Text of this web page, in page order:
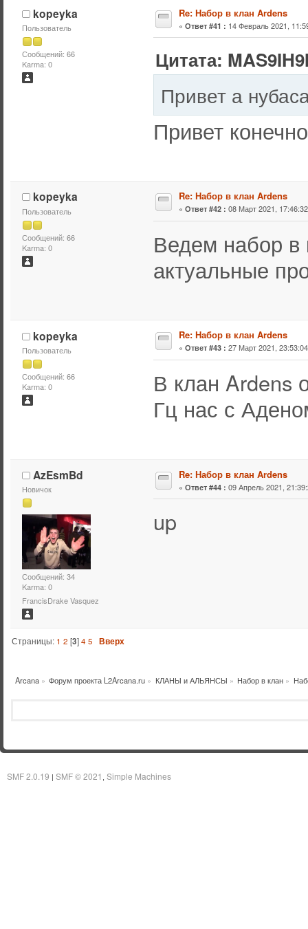
kopeyka
Пользователь
Сообщений: 66
Karma: 0
Re: Набор в клан Ardens
« Ответ #41 : 14 Февраль 2021,
Цитата:
Привет а
Привет
kopeyka
Пользователь
Сообщений: 66
Karma: 0
Re: Набор в клан Ardens
« Ответ #42 : 08 Март 2021,
Ведем набор в
актуальные
kopeyka
Пользователь
Сообщений: 66
Karma: 0
Re: Набор в клан Ardens
« Ответ #43 : 27 Март 2021,
В клан Ardens
Гц нас с
AzEsmBd
Новичок
Сообщений: 34
Karma: 0
FrancisDrake Vasquez
Re: Набор в клан Ardens
« Ответ #44 : 09 Апрель 2021,
up
Страницы: 1 2 [3]4 5 Вверх
Arcana» Форум проекта L2Arcana.ru » КЛАНЫ и АЛЬЯНСЫ » Набор в клан »
SMF 2.0.19 | SMF © 2021 Simple Machines